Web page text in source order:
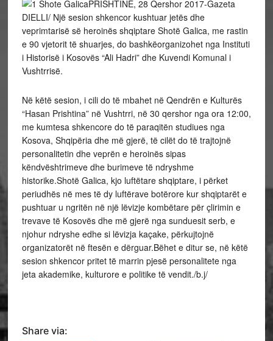
PRISHTINË, 28 Qershor 2017-Gazeta
DIELLI/ Një sesion shkencor kushtuar jetës dhe
veprimtarisë së heroinës shqiptare Shotë Galica, me rastin
e 90 vjetorit të shuarjes, do bashkëorganizohet nga Instituti
i Historisë i Kosovës “Ali Hadri” dhe Kuvendi Komunal i
Vushtrrisë.
Në këtë sesion, i cili do të mbahet në Qendrën e Kulturës
“Hasan Prishtina” në Vushtrri, në 30 qershor nga ora 12:00,
me kumtesa shkencore do të paraqitën studiues nga
Kosova, Shqipëria dhe më gjerë, të cilët do të trajtojnë
personalitetin dhe veprën e heroinës sipas
këndvështrimeve dhe burimeve të ndryshme
historike.Shotë Galica, kjo luftëtare shqiptare, i përket
periudhës në mes të dy luftërave botërore kur shqiptarët e
pushtuar u ngritën në një lëvizje kombëtare për çlirimin e
trevave të Kosovës dhe më gjerë nga sunduesit serb, e
njohur ndryshe edhe si lëvizja kaçake, përkujtojnë
organizatorët në ftesën e dërguar.Bëhet e ditur se, në këtë
sesion shkencor pritet të marrin pjesë personalitete nga
jeta akademike, kulturore e politike të vendit./b.j/
Share via: